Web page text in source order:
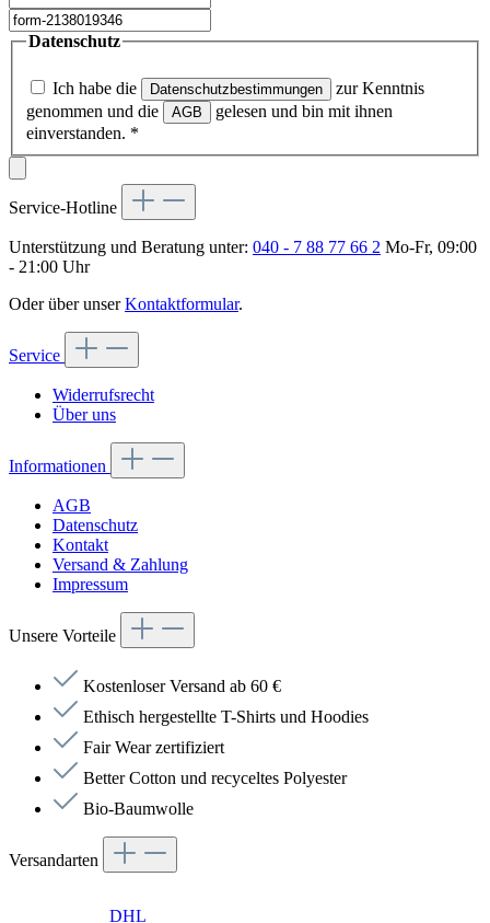
Datenschutz
Ich habe die Datenschutzbestimmungen
zur Kenntnis
genommen und die
AGB
gelesen und bin mit ihnen
einverstanden. *
Service-Hotline
Unterstützung und Beratung unter: 040 - 7 88 77 66 2 Mo-Fr, 09:00
- 21:00 Uhr
Oder über unserKontaktformular.
Service
Widerrufsrecht
Über uns
Informationen
AGB
Datenschutz
Kontakt
Versand & Zahlung
Impressum
Unsere Vorteile
Kostenloser Versand ab 60 €
Ethisch hergestellte T-Shirts und Hoodies
Fair Wear zertifiziert
Better Cotton und recyceltes Polyester
Bio-Baumwolle
Versandarten
DHL